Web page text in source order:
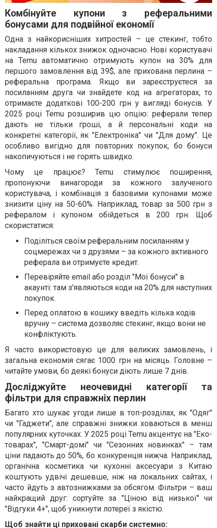
Комбінуйте купони з реферальними
бонусами для подвійної економії
Одна з найкорисніших хитростей – це стекинг, тобто
накладання кількох знижок одночасно. Нові користувачі
на Temu автоматично отримують купон на 30% для
першого замовлення від 39$, але прихована перлина –
реферальна програма. Якщо ви зареєструєтеся за
посиланням друга чи знайдете код на агрегаторах, то
отримаєте додаткові 100-200 грн у вигляді бонусів. У
2025 році Temu розширив цю опцію: реферали тепер
дають не тільки гроші, а й персональні коди на
конкретні категорії, як "Електроніка" чи "Для дому". Це
особливо вигідно для повторних покупок, бо бонуси
накопичуються і не горять швидко.
Чому це працює? Temu стимулює поширення,
пропонуючи винагороди за кожного залученого
користувача, і комбінація з базовими купонами може
знизити ціну на 50-60%. Наприклад, товар за 500 грн з
рефералом і купоном обійдеться в 200 грн. Щоб
скористатися:
Поділіться своїм реферальним посиланням у
соцмережах чи з друзями – за кожного активного
реферала ви отримуєте кредит.
Перевіряйте email або розділ "Мої бонуси" в
акаунті: там з'являються коди на 20% для наступних
покупок.
Перед оплатою в кошику введіть кілька кодів
вручну – система дозволяє стекинг, якщо вони не
конфліктують.
Я часто використовую це для великих замовлень, і
загальна економія сягає 1000 грн на місяць. Головне –
читайте умови, бо деякі бонуси діють лише 7 днів.
Досліджуйте неочевидні категорії та
фільтри для справжніх перлин
Багато хто шукає угоди лише в топ-розділах, як "Одяг"
чи "Гаджети", але справжні знижки ховаються в менш
популярних куточках. У 2025 році Temu акцентує на "Еко-
товарах", "Смарт-домі" чи "Сезонних новинках" – там
ціни падають до 50%, бо конкуренція нижча. Наприклад,
органічна косметика чи кухонні аксесуари з Китаю
коштують удвічі дешевше, ніж на локальних сайтах, і
часто йдуть з автознижками за обсягом. Фільтри – ваш
найкращий друг: сортуйте за "Ціною від низької" чи
"Відгуки 4+", щоб уникнути лотереї з якістю.
Щоб знайти ці приховані скарби системно: